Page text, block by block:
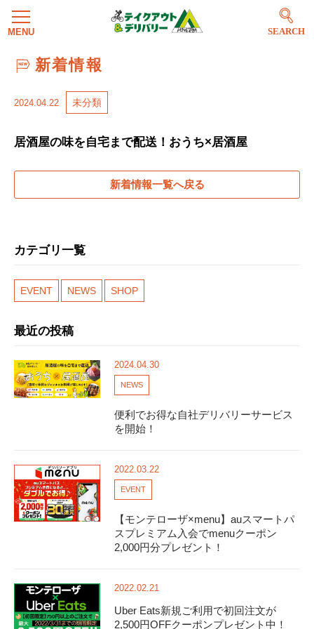
SEARCH
新着情報
2024.04.22 未分類
居酒屋の味を自宅まで配送！おうち×居酒屋
新着情報一覧へ戻る
カテゴリ一覧
EVENT NEWS SHOP
最近の投稿
2024.04.30
NEWS
便利でお得な自社デリバリーサービス
を開始！
2022.03.22
EVENT
【モンテローザ×menu】auスマートパ
スプレミアム入会でmenuクーポン
2,000円分プレゼント！
2022.02.21
Uber Eats新規ご利用で初回注文が
2,500円OFFクーポンプレゼント中！